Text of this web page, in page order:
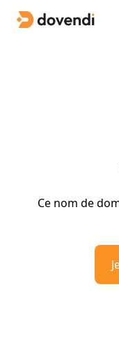
Ce nom de